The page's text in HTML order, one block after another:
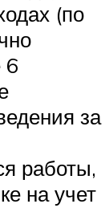
(по
6
за
работы,
на учет